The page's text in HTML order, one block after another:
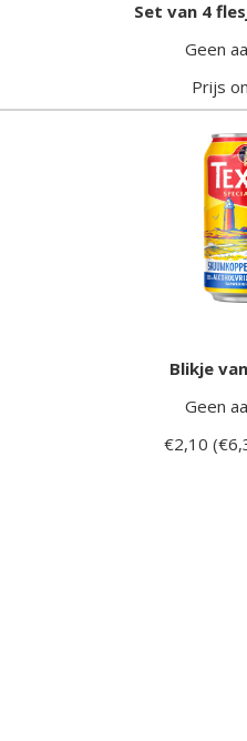
Set van 4
Geen
Prijs
Blikje
Geen
€2,10